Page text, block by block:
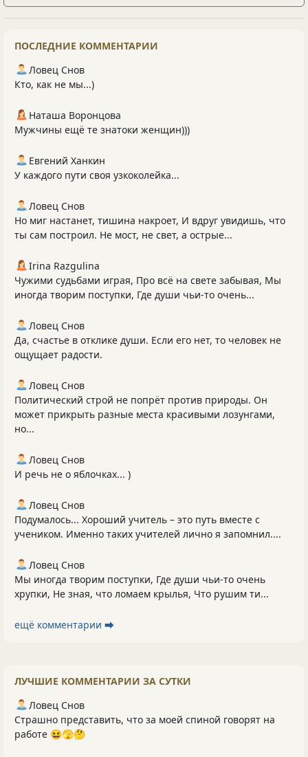
ПОСЛЕДНИЕ КОММЕНТАРИИ
Ловец Снов
Кто, как не мы...)
Наташа Воронцова
Мужчины ещё те знатоки женщин)))
Евгений Ханкин
У каждого пути своя узкоколейка...
Ловец Снов
Но миг настанет, тишина накроет, И вдруг увидишь, что
ты сам построил. Не мост, не свет, а острые...
Irina Razgulina
Чужими судьбами играя, Про всё на свете забывая, Мы
иногда творим поступки, Где души чьи-то очень...
Ловец Снов
Да, счастье в отклике души. Если его нет, то человек не
ощущает радости.
Ловец Снов
Политический строй не попрёт против природы. Он
может прикрыть разные места красивыми лозунгами,
но...
Ловец Снов
И речь не о яблочках... )
Ловец Снов
Подумалось... Хороший учитель – это путь вместе с
учеником. Именно таких учителей лично я запомнил....
Ловец Снов
Мы иногда творим поступки, Где души чьи-то очень
хрупки, Не зная, что ломаем крылья, Что рушим ти...
ещё комментарии ⮕
ЛУЧШИЕ КОММЕНТАРИИ ЗА СУТКИ
Ловец Снов
Страшно представить, что за моей спиной говорят на
работе 😆🫣🤔